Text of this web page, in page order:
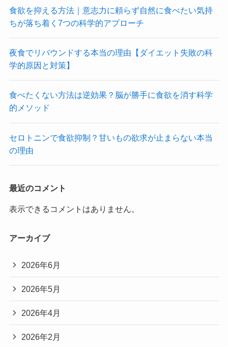
食欲を抑える方法｜意志力に頼らず自然に食べたい気持
ちが落ち着く7つの科学的アプローチ
夜食でリバウンドする本当の理由【ダイエット失敗の科
学的原因と対策】
食べたくない方法は逆効果？脳が勝手に食欲を消す科学
的メソッド
セロトニンで食欲抑制？甘いもの欲求が止まらない本当
の理由
最近のコメント
表示できるコメントはありません。
アーカイブ
2026年6月
2026年5月
2026年4月
2026年2月